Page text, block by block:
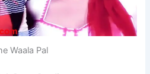
Waala Pal